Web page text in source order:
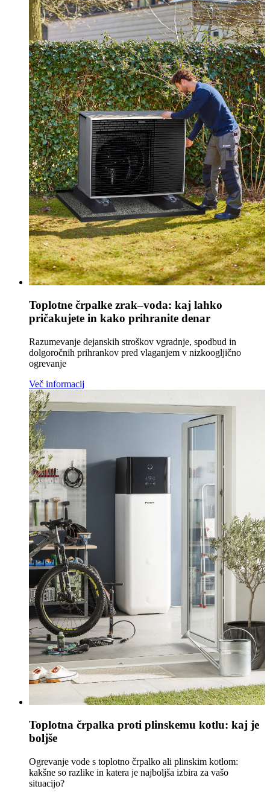
Toplotne črpalke zrak–voda: kaj lahko
pričakujete in kako prihranite denar
Razumevanje dejanskih stroškov vgradnje, spodbud in
dolgoročnih prihrankov pred vlaganjem v nizkoogljično
ogrevanje
Več informacij
Toplotna črpalka proti plinskemu kotlu: kaj je
boljše
Ogrevanje vode s toplotno črpalko ali plinskim kotlom:
kakšne so razlike in katera je najboljša izbira za vašo
situacijo?